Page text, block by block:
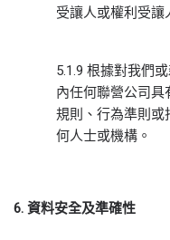
受讓人或權利受讓
5.1.9 根據對我們
內任何聯營公司具
規則、行為準則或
何人士或機構。
6. 資料安全及準確性